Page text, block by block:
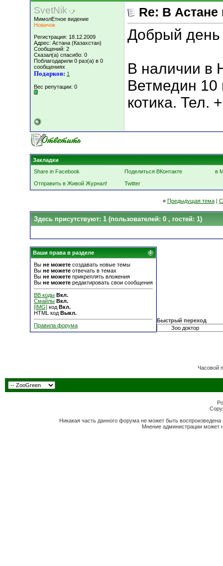
SvetNik
МимолЕтное видение
Новичок
Регистрация: 18.12.2009
Адрес: Астана (Казахстан)
Сообщений: 2
Сказал(а) спасибо: 0
Поблагодарили 0 раз(а) в 0
сообщениях
Подарков: 1
Вес репутации: 0
Re: В Астане
Добрый день
В наличии в
Ветмедин 10
котика. Тел.
Закладки
Share in Facebook
Поделиться ВКонтакте
в
Отправить в Живой Журнал!
Twitter
« Предыдущая тема|
Здесь присутствуют: 1 (пользователей: 0 , гостей: 1)
Ваши права в разделе
Вы не можете создавать новые темы
Вы не можете отвечать в темах
Вы не можете прикреплять вложения
Вы не можете редактировать свои сообщения
BB коды Вкл.
Смайлы Вкл.
[IMG] код Вкл.
HTML код Выкл.
Правила форума
Быстрый переход
Часовой
Никакая часть данного форума не может быть
Мнение администрации может